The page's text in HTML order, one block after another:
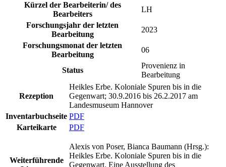
Kürzel der Bearbeiterin/ des
Bearbeiters
LH
Forschungsjahr der letzten
Bearbeitung
2023
Forschungsmonat der letzten
Bearbeitung
06
Status
Provenienz in
Bearbeitung
Rezeption
Heikles Erbe. Koloniale Spuren bis in die
Gegenwart; 30.9.2016 bis 26.2.2017 am
Landesmuseum Hannover
Inventarbuchseite PDF
Karteikarte
PDF
Weiterführende
Alexis von Poser, Bianca Baumann (Hrsg.):
Heikles Erbe. Koloniale Spuren bis in die
Gegenwart. Eine Ausstellung des